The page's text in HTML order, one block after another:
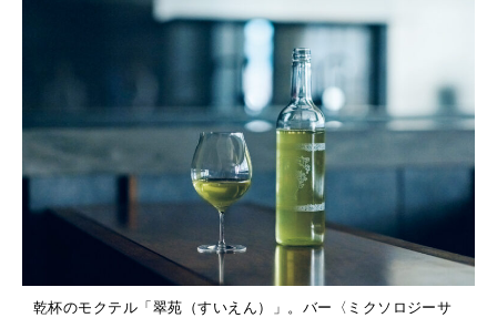
乾杯のモクテル「翠苑（すいえん）」。バー〈ミクソロジーサ